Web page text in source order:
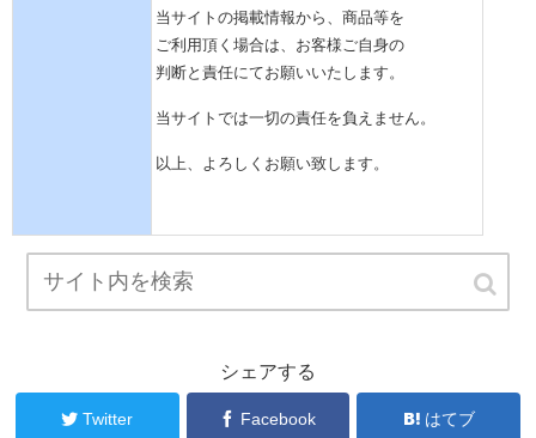
当サイトの掲載情報から、商品等を
ご利用頂く場合は、お客様ご自身の
判断と責任にてお願いいたします。
当サイトでは一切の責任を負えません。
以上、よろしくお願い致します。
シェアする
Twitter Facebook はてブ